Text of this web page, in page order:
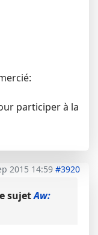
participer à la
2015 14:59 #3920
sujetAw: